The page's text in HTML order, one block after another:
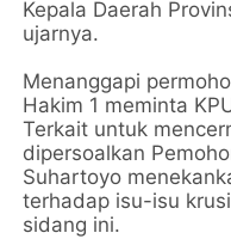
Kepala Daerah
ujarnya.
Menanggapi
Hakim 1 meminta
Terkait untuk
dipersoalkan
Suhartoyo
terhadap isu-isu
sidang ini.